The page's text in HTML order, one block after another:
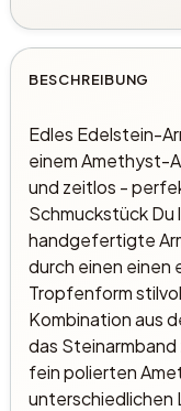
BESCHREIBUNG
Edles Edelstein-
einem Amethyst-
und zeitlos -
Schmuckstück Du
handgefertigte
durch einen einen
Tropfenform
Kombination aus
das
fein polierten
unterschiedlichen